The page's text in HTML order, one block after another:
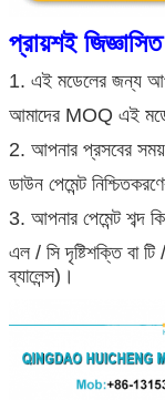
প্রায়শই
1. এই মডেলের জন্য
আমাদের MOQ এই
2. আপনার প্রসবের
ডাউন পেমেন্ট
3. আপনার পেমেন্ট শব্দ
এল / সি দৃষ্টিশক্তি বা
ব্যালেন্স)।